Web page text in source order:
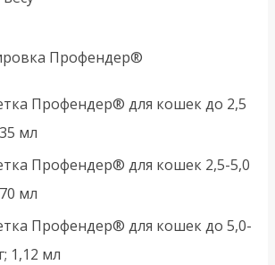
Профендер®
Профендер® для кошек до 2,5
мл
Профендер® для кошек 2,5-5,0
мл
Профендер® для кошек до 5,0-
1,12 мл